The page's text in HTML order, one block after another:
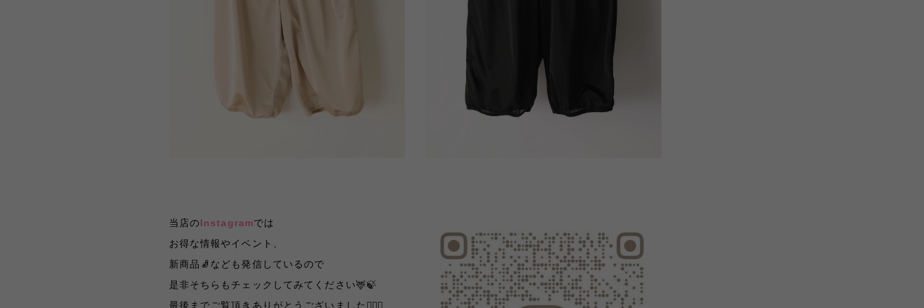
当店のInstagramでは
お得な情報やイベント、
新商品🧦なども発信しているので
是非そちらもチェックしてみてください🦌🍃
最後までご覧頂きありがとうございました🙇🏻‍♀️